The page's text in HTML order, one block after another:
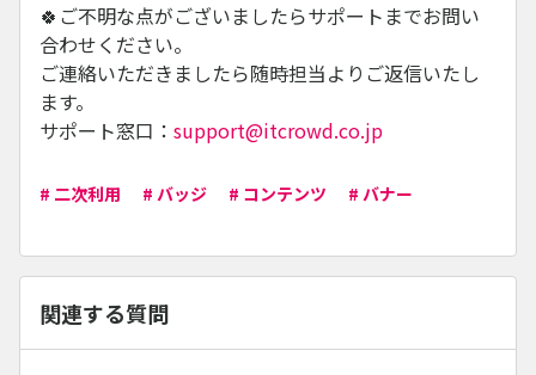
🍀ご不明な点がございましたらサポートまでお問い
合わせください。
ご連絡いただきましたら随時担当よりご返信いたし
ます。
サポート窓口： support@itcrowd.co.jp
# 二次利用 # バッジ # コンテンツ # バナー
関連する質問